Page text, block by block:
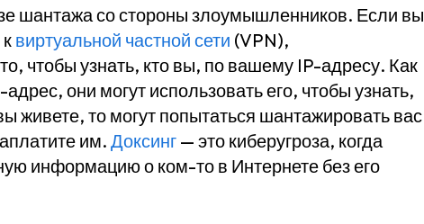
шантажа со стороны злоумышленников. Если вы
виртуальной частной сети (VPN),
чтобы узнать, кто вы, по вашему IP-адресу. Как
они могут использовать его, чтобы узнать,
живете, то могут попытаться шантажировать вас
им. Доксинг — это киберугроза, когда
информацию о ком-то в Интернете без его